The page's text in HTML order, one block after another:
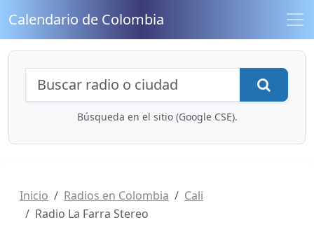
Calendario de Colombia
Búsqueda de radios y contenidos
Búsqueda en el sitio (Google CSE).
Inicio Radios en Colombia
Cali
Radio La Farra Stereo